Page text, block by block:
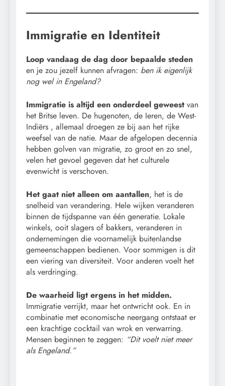
Immigratie en Identiteit
Loop vandaag de dag door bepaalde steden
en je zou jezelf kunnen afvragen: ben ik eigenlijk
nog wel in Engeland?
Immigratie is altijd een onderdeel geweest van
het Britse leven. De hugenoten, de Ieren, de West-
Indiërs , allemaal droegen ze bij aan het rijke
weefsel van de natie. Maar de afgelopen decennia
hebben golven van migratie, zo groot en zo snel,
velen het gevoel gegeven dat het culturele
evenwicht is verschoven.
Het gaat niet alleen om aantallen, het is de
snelheid van verandering. Hele wijken veranderen
binnen de tijdspanne van één generatie. Lokale
winkels, ooit slagers of bakkers, veranderen in
ondernemingen die voornamelijk buitenlandse
gemeenschappen bedienen. Voor sommigen is dit
een viering van diversiteit. Voor anderen voelt het
als verdringing.
De waarheid ligt ergens in het midden.
Immigratie verrijkt, maar het ontwricht ook. En in
combinatie met economische neergang ontstaat er
een krachtige cocktail van wrok en verwarring.
Mensen beginnen te zeggen: “Dit voelt niet meer
als Engeland.”